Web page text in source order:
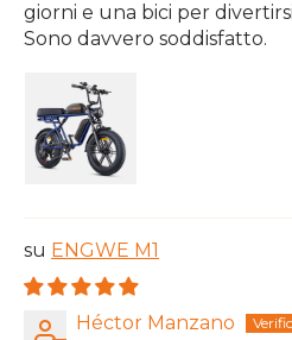
giorni e una bici per
Sono davvero soddisfatto.
ENGWE M1
Héctor Manzano